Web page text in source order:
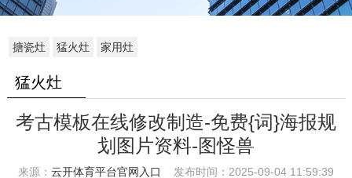
搪瓷灶 猛火灶 家用灶
猛火灶
考古模板在线修改制造-免费{词}海报规
划图片资料-图怪兽
来源： 云开体育平台官网入口 发布时间：2025-09-04 11:59:39